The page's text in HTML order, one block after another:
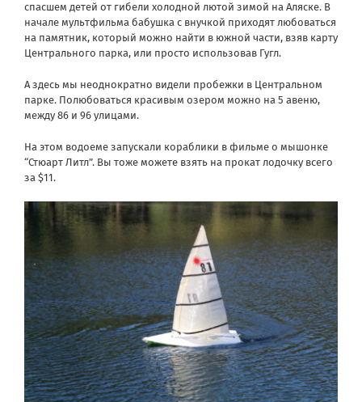
спасшем детей от гибели холодной лютой зимой на Аляске. В
начале мультфильма бабушка с внучкой приходят любоваться
на памятник, который можно найти в южной части, взяв карту
Центрального парка, или просто использовав Гугл.
А здесь мы неоднократно видели пробежки в Центральном
парке. Полюбоваться красивым озером можно на 5 авеню,
между 86 и 96 улицами.
На этом водоеме запускали кораблики в фильме о мышонке
“Стюарт Литл”. Вы тоже можете взять на прокат лодочку всего
за $11.